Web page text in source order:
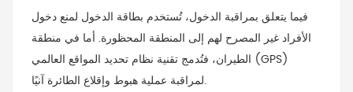
فيما يتعلق بمراقبة الدخول، تُستخدم بطاقة الدخول لمنع دخول
الأفراد غير المصرح لهم إلى المنطقة المحظورة. أما في منطقة
الطيران، فتُدمج تقنية نظام تحديد المواقع العالمي (GPS)
لمراقبة عملية هبوط وإقلاع الطائرة آنيًا.